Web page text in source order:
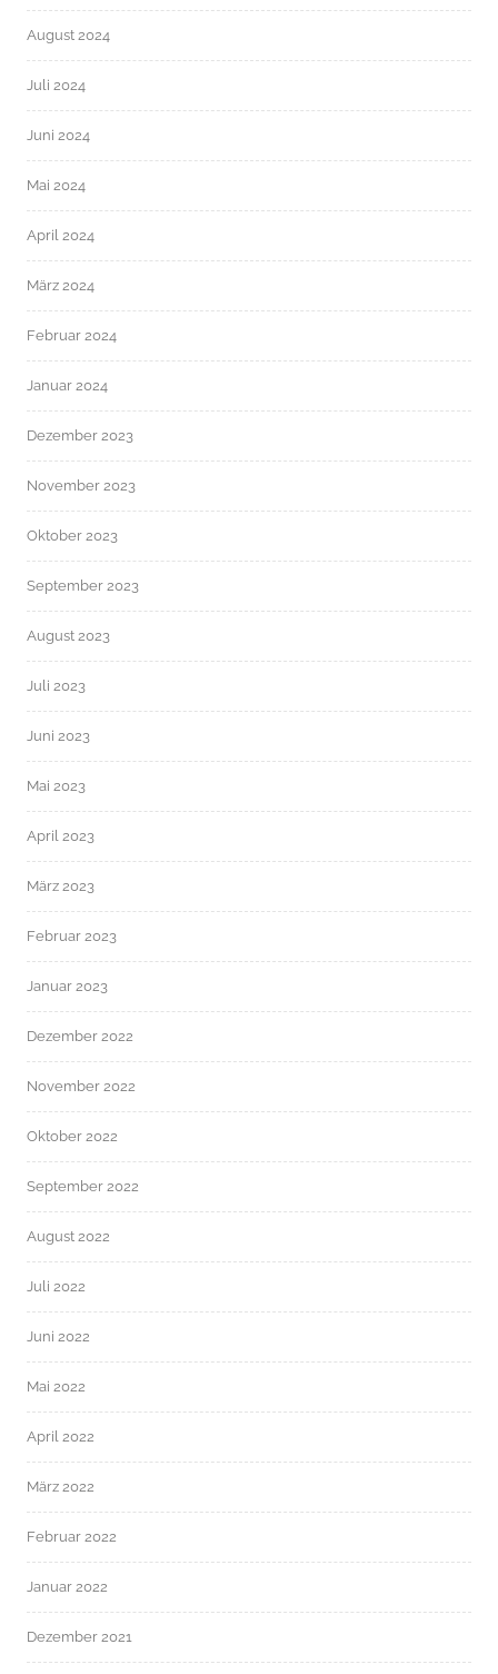
August 2024
Juli 2024
Juni 2024
Mai 2024
April 2024
März 2024
Februar 2024
Januar 2024
Dezember 2023
November 2023
Oktober 2023
September 2023
August 2023
Juli 2023
Juni 2023
Mai 2023
April 2023
März 2023
Februar 2023
Januar 2023
Dezember 2022
November 2022
Oktober 2022
September 2022
August 2022
Juli 2022
Juni 2022
Mai 2022
April 2022
März 2022
Februar 2022
Januar 2022
Dezember 2021